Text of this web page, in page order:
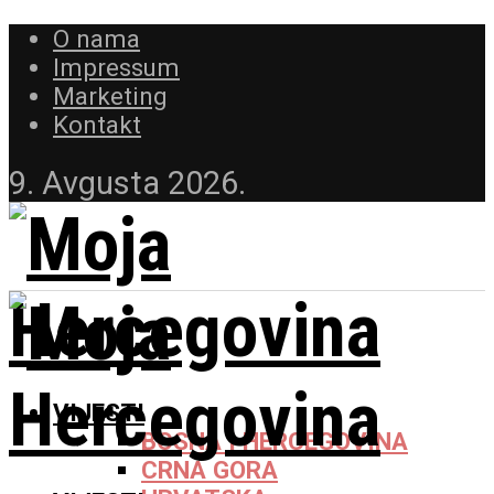
O nama
Impressum
Marketing
Kontakt
9. Avgusta 2026.
VIJESTI
BOSNA I HERCEGOVINA
CRNA GORA